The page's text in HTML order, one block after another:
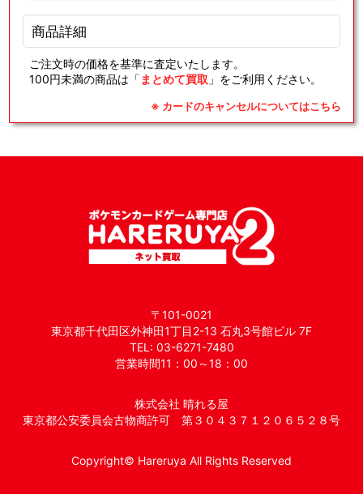
商品詳細
ご注文時の価格を基準に査定いたします。
100円未満の商品は「 まとめて買取 」をご利用ください。
※ カードのキャンセルについてはこちら
〒101-0021
東京都千代田区外神田1丁目2-13 石丸3号館ビル 7F
TEL: 03-6271-7480
営業時間11：00～18：00
株式会社 晴れる屋
東京都公安委員会古物商許可 第３０４３７１２０６５２８号
Copyright© Hareruya All Rights Reserved